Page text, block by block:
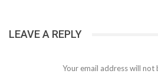
LEAVE A REPLY
Your email address will not